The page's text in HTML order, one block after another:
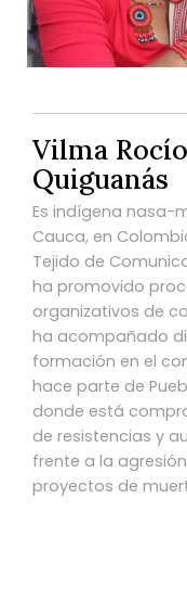
Vilma
Quiguanás
Es indígena nasa-
Cauca, en
Tejido de
ha promovido
organizativos de
ha acompañado
formación en el
hace parte de
donde está
de resistencias y
frente a la
proyectos de